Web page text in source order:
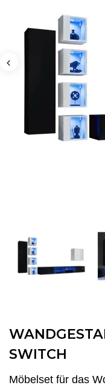
SWITCH
Möbelset für das